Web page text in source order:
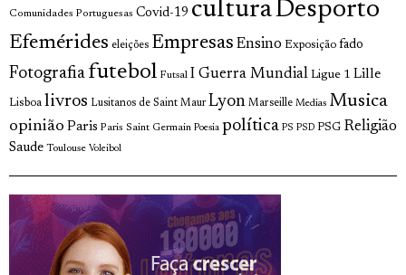
Comunidades Portuguesas Covid-19 culturaDesporto
Efemérides eleições Empresas Ensino Exposição fado
Fotografia futebol Futsal I Guerra Mundial Ligue 1 Lille
Lisboa livros Lusitanos de Saint Maur Lyon Marseille Medias Musica
opinião Paris Paris Saint Germain Poesia política PS PSD PSG Religião
Saude Toulouse Voleibol